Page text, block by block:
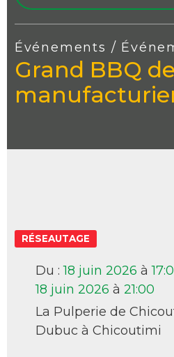
Événements /
Grand BBQ
RÉSEAUTAGE
Du : 18 juin 2026 à
18 juin 2026 à 21:00
La Pulperie de
Dubuc à Chicoutimi